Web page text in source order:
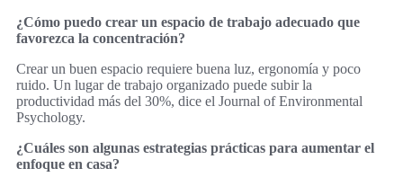
¿Cómo puedo crear un espacio de trabajo adecuado que
favorezca la concentración?
Crear un buen espacio requiere buena luz, ergonomía y poco
ruido. Un lugar de trabajo organizado puede subir la
productividad más del 30%, dice el Journal of Environmental
Psychology.
¿Cuáles son algunas estrategias prácticas para aumentar el
enfoque en casa?